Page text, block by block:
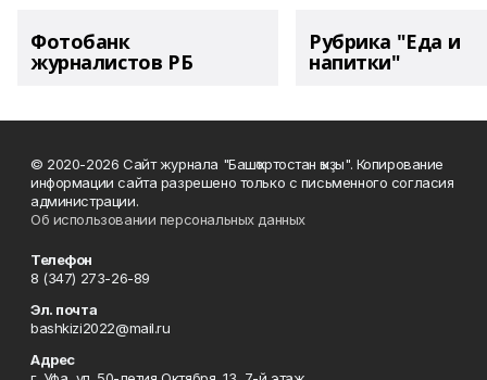
Фотобанк
журналистов РБ
Рубрика "Еда и
напитки"
© 2020-2026 Сайт журнала "Башҡортостан ҡыҙы". Копирование
информации сайта разрешено только с письменного согласия
администрации.
Об использовании персональных данных
Телефон
8 (347) 273-26-89
Эл. почта
bashkizi2022@mail.ru
Адрес